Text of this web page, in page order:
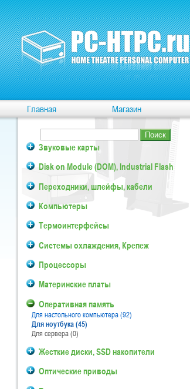
Главная Магазин
Звуковые карты
Disk on Module (DOM), Industrial Flash
Переходники, шлейфы, кабели
Компьютеры
Термоинтерфейсы
Системы охлаждения, Крепеж
Процессоры
Материнские платы
Оперативная память
Для настольного компьютера (92)
Для ноутбука (45)
Для сервера (0)
Жесткие диски, SSD накопители
Оптические приводы